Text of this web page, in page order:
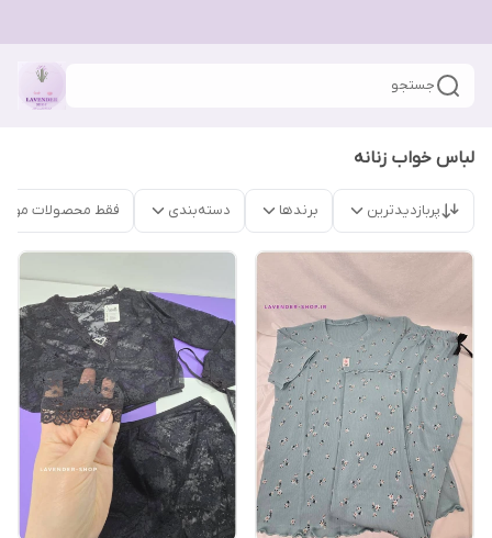
جستجو
لباس خواب زنانه
پربازدیدترین برندها دسته‌بندی فقط محصولات